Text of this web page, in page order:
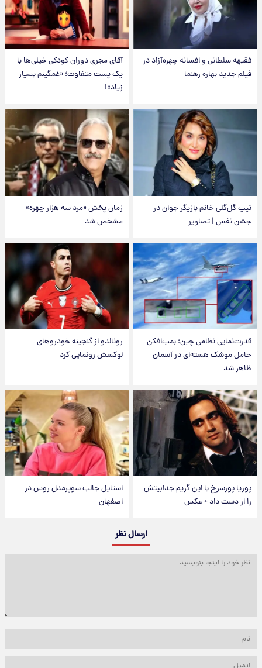
فقیهه سلطانی و افسانه چهره‌آزاد در
فیلم جدید بهاره رهنما
آقای مجریِ دوران کودکی خیلی‌ها با
یک پست متفاوت؛ «غمگینم بسیار
زیاد»!
تیپ گل‌گلی خانم بازیگر جوان در
جشن نفس | تصاویر
زمان پخش «مرد سه هزار چهره»
مشخص شد
قدرت‌نمایی نظامی چین؛ بمب‌افکن
حامل موشک هسته‌ای در آسمان
ظاهر شد
رونالدو از گنجینه خودروهای
لوکسش رونمایی کرد
پوریا پورسرخ با این گریم جذابیتش
را از دست داد + عکس
استایل جالب سوپرمدل روس در
اصفهان
ارسال نظر